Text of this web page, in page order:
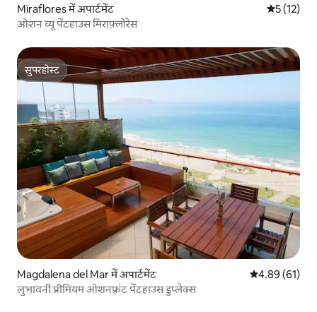
Miraflores में अपार्टमेंट औसत रेटिंग
5 (12)
ओशन व्यू पेंटहाउस मिराफ़्लोरेस
सुपरहोस्ट
सुपरहोस्ट
Magdalena del Mar में अपार्टमेंट औसत रेटिंग 5 में
4.89 (61)
लुभावनी प्रीमियम ओशनफ़्रंट पेंटहाउस डुप्लेक्स